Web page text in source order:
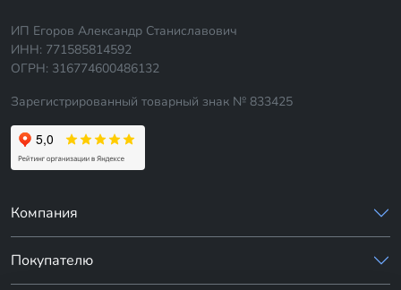
ИП Егоров Александр Станиславович
ИНН: 771585814592
ОГРН: 316774600486132
Зарегистрированный товарный знак № 833425
Компания
Покупателю